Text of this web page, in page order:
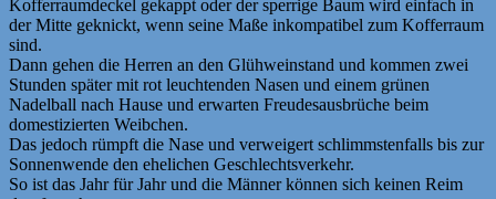
Kofferraumdeckel gekappt oder der sperrige Baum wird einfach in
der Mitte geknickt, wenn seine Maße inkompatibel zum Kofferraum
sind.
Dann gehen die Herren an den Glühweinstand und kommen zwei
Stunden später mit rot leuchtenden Nasen und einem grünen
Nadelball nach Hause und erwarten Freudesausbrüche beim
domestizierten Weibchen.
Das jedoch rümpft die Nase und verweigert schlimmstenfalls bis zur
Sonnenwende den ehelichen Geschlechtsverkehr.
So ist das Jahr für Jahr und die Männer können sich keinen Reim